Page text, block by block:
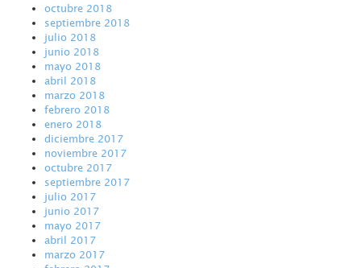
octubre 2018
septiembre 2018
julio 2018
junio 2018
mayo 2018
abril 2018
marzo 2018
febrero 2018
enero 2018
diciembre 2017
noviembre 2017
octubre 2017
septiembre 2017
julio 2017
junio 2017
mayo 2017
abril 2017
marzo 2017